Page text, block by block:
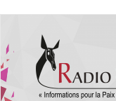
contenu
principal